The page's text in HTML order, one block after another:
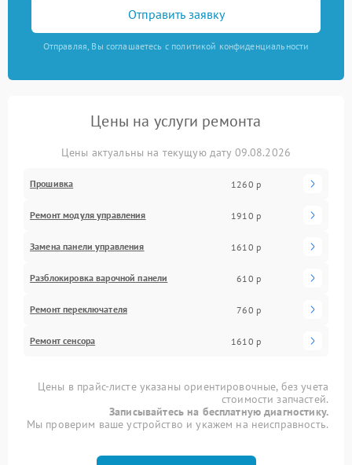
Отправить заявку
Отправляя, Вы соглашаетесь с политикой конфиденциальности
Цены на услуги ремонта
Цены актуальны на текущую дату 09.08.2026
Прошивка 1260 р
Ремонт модуля управления 1910 р
Замена панели управления 1610 р
Разблокировка варочной панели 610 р
Ремонт переключателя 760 р
Ремонт сенсора 1610 р
Цены в прайс-листе указаны ориентировочные, без учета
стоимости запчастей.
Записывайтесь на бесплатную диагностику.
Мы проверим ваше устройство и укажем на неисправность.